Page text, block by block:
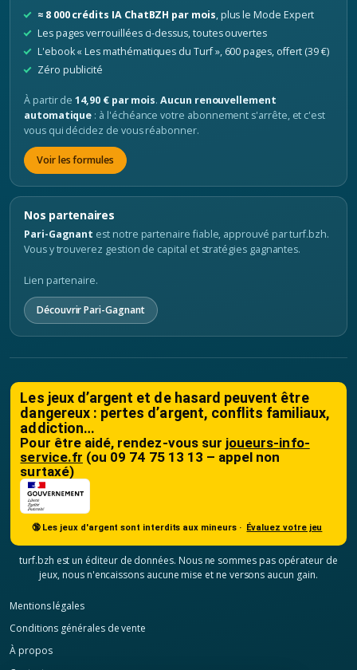
≈ 8 000 crédits IA ChatBZH par mois, plus le Mode Expert
Les pages verrouillées ci-dessus, toutes ouvertes
L'ebook « Les mathématiques du Turf », 600 pages, offert (39 €)
Zéro publicité
À partir de14,90 € par mois.Aucun renouvellement
automatique : à l'échéance votre abonnement s'arrête, et c'est
vous qui décidez de vous réabonner.
Voir les formules
Nos partenaires
Pari-Gagnant est notre partenaire fiable, approuvé par turf.bzh.
Vous y trouverez gestion de capital et stratégies gagnantes.
Lien partenaire.
Découvrir Pari-Gagnant
Les jeux d’argent et de hasard peuvent être
dangereux : pertes d’argent, conflits familiaux,
addiction…
Pour être aidé, rendez-vous sur joueurs-info-
service.fr (ou 09 74 75 13 13 – appel non
surtaxé)
🔞 Les jeux d'argent sont interdits aux mineurs · Évaluez votre jeu
turf.bzh est un éditeur de données. Nous ne sommes pas opérateur de
jeux, nous n'encaissons aucune mise et ne versons aucun gain.
Mentions légales
Conditions générales de vente
À propos